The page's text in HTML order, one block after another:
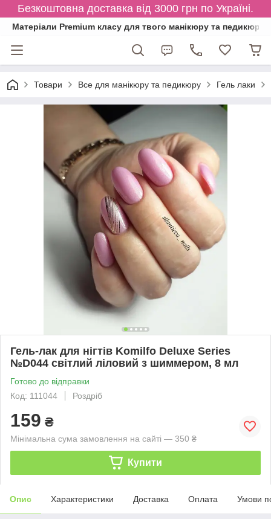
Безкоштовна доставка від 3000 грн по Україні.
Матеріали Premium класу для твого манікюру та педикюру
Товари Все для манікюру та педикюру Гель лаки
Гель-лак для нігтів Komilfo Deluxe Series
№D044 світлий ліловий з шиммером, 8 мл
Готово до відправки
Код: 111044
Роздріб
159 ₴
Мінімальна сума замовлення на сайті — 350 ₴
Купити
Опис Характеристики Доставка Оплата Умови